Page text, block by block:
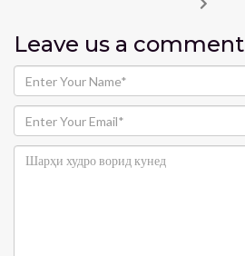
Leave us a comment